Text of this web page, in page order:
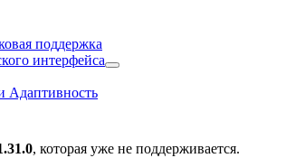
поддержка
интерфейса
Адаптивность
, которая уже не поддерживается.